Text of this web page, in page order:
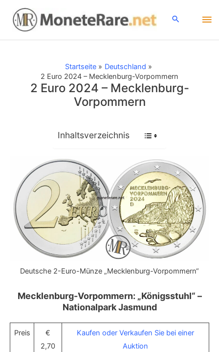
Inhalt
springen
Startseite
Deutschland
2 Euro 2024 – Mecklenburg-Vorpommern
2 Euro 2024 – Mecklenburg-
Vorpommern
Inhaltsverzeichnis
Deutsche 2-Euro-Münze „Mecklenburg-Vorpommern“
Mecklenburg-Vorpommern: „Königsstuhl“ –
Nationalpark Jasmund
Preis
€
2,70
Kaufen oder Verkaufen Sie bei einer
Auktion